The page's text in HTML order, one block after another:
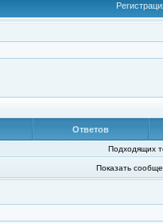
Ответов
Подходящих
Показать